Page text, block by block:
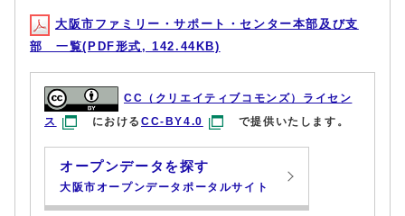
大阪市ファミリー・サポート・センター本部及び支
部 一覧(PDF形式, 142.44KB)
CC（クリエイティブコモンズ）ライセン
ス
におけるCC-BY4.0 で提供いたします。
オープンデータを探す
大阪市オープンデータポータルサイト